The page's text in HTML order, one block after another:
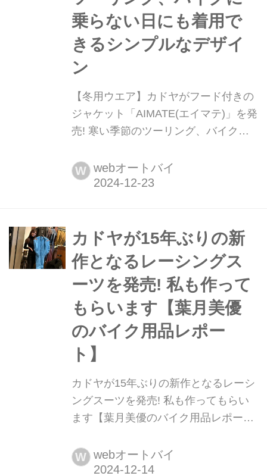
乗らない日にも着用で
きるシンプルなデザイ
ン
【冬用ウエア】カドヤがフード付きの
ジャケット「AIMATE(エイマテ)」を発
売! 寒い季節のツーリング、バイクに
デザイン レザー製のライダーウエアを
広く手掛けるアパレルブランド・カド
された。
W webオートバイ
カドヤが15年ぶりの新
作となるレーシングス
ーツを発売! 私も作って
もらいます【葉月美優
のバイク用品レポー
ト】
カドヤが15年ぶりの新作となるレーシ
ングスーツを発売! 私も作ってもらい
ます【葉月美優のバイク用品レポー
オートバイで公開してきた、ツーリン
グなどの思い出を詰め込んだ2025年版
W webオートバイ